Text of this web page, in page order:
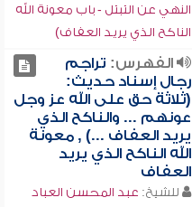
النهي عن التبتل - باب معونة الله
الناكح الذي يريد العفاف)
الفهرس: تراجم
رجال إسناد حديث:
(ثلاثة حق على الله عز وجل
عونهم ... والناكح الذي
يريد العفاف ...) , معونة
الله الناكح الذي يريد
العفاف
للشيخ: عبد المحسن العباد